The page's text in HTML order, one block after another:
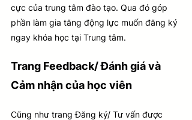
cực của trung tâm đào tạo. Qua đó góp
phần làm gia tăng động lực muốn đăng ký
ngay khóa học tại Trung tâm.
Trang Feedback/ Đánh giá và
Cảm nhận của học viên
Cũng như trang Đăng ký/ Tư vấn được